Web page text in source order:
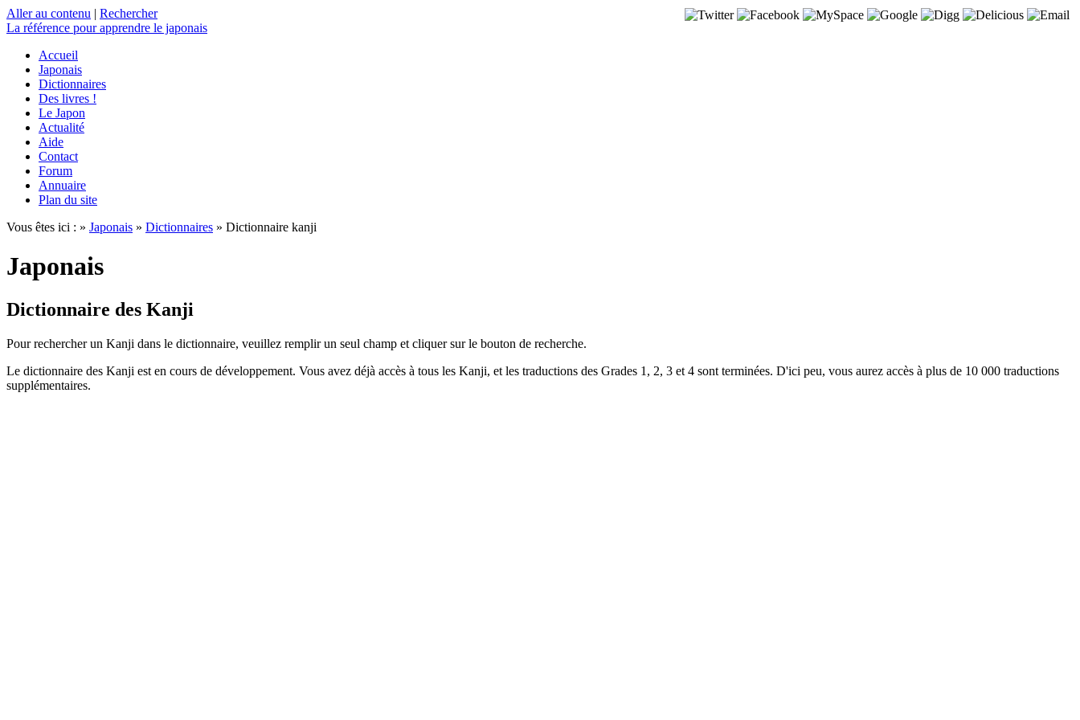
Aller au contenu | Rechercher
La référence pour apprendre le japonais
Accueil
Japonais
Dictionnaires
Des livres !
Le Japon
Actualité
Aide
Contact
Forum
Annuaire
Plan du site
Vous êtes ici : » Japonais » Dictionnaires » Dictionnaire kanji
Japonais
Dictionnaire des Kanji
Pour rechercher un Kanji dans le dictionnaire, veuillez remplir un seul champ et cliquer sur le bouton de recherche.
Le dictionnaire des Kanji est en cours de développement. Vous avez déjà accès à tous les Kanji, et les traductions des Grades 1, 2, 3 et 4 sont terminées. D'ici peu, vous aurez accès à plus de 10 000 traductions
supplémentaires.